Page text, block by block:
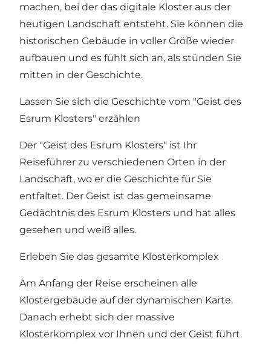
machen, bei der das digitale Kloster aus der
heutigen Landschaft entsteht. Sie können die
historischen Gebäude in voller Größe wieder
aufbauen und es fühlt sich an, als stünden Sie
mitten in der Geschichte.
Lassen Sie sich die Geschichte vom "Geist des
Esrum Klosters" erzählen
Der "Geist des Esrum Klosters" ist Ihr
Reiseführer zu verschiedenen Orten in der
Landschaft, wo er die Geschichte für Sie
entfaltet. Der Geist ist das gemeinsame
Gedächtnis des Esrum Klosters und hat alles
gesehen und weiß alles.
Erleben Sie das gesamte Klosterkomplex
Am Anfang der Reise erscheinen alle
Klostergebäude auf der dynamischen Karte.
Danach erhebt sich der massive
Klosterkomplex vor Ihnen und der Geist führt